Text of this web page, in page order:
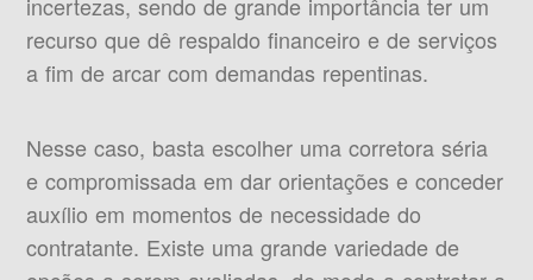
recurso que dê respaldo financeiro e de serviços
a fim de arcar com demandas repentinas.
Nesse caso, basta escolher uma corretora séria
e compromissada em dar orientações e conceder
auxílio em momentos de necessidade do
contratante. Existe uma grande variedade de